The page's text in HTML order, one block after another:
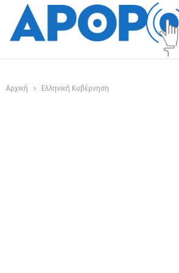
Αρχική Ελληνική Κυβέρνηση